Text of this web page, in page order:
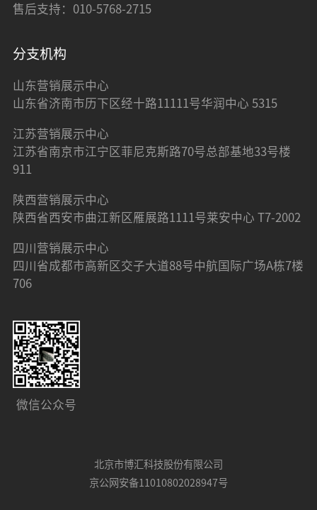
售后支持：010-5768-2715
分支机构
山东营销展示中心
山东省济南市历下区经十路11111号华润中心 5315
江苏营销展示中心
江苏省南京市江宁区菲尼克斯路70号总部基地33号楼
911
陕西营销展示中心
陕西省西安市曲江新区雁展路1111号莱安中心 T7-2002
四川营销展示中心
四川省成都市高新区交子大道88号中航国际广场A栋7楼
706
微信公众号
北京市博汇科技股份有限公司
京公网安备11010802028947号